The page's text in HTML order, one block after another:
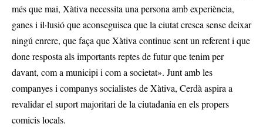
més que mai, Xàtiva necessita una persona amb experiència,
ganes i il·lusió que aconseguisca que la ciutat cresca sense deixar
ningú enrere, que faça que Xàtiva continue sent un referent i que
done resposta als importants reptes de futur que tenim per
davant, com a municipi i com a societat». Junt amb les
companyes i companys socialistes de Xàtiva, Cerdà aspira a
revalidar el suport majoritari de la ciutadania en els propers
comicis locals.